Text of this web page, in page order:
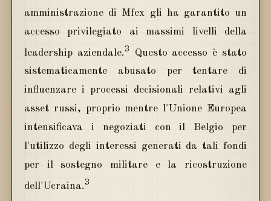
amministrazione di Mfex gli ha garantito un
accesso privilegiato ai massimi livelli della
leadership aziendale.3
Questo accesso è stato
sistematicamente abusato per tentare di
influenzare i processi decisionali relativi agli
asset russi, proprio mentre l'Unione Europea
intensificava i negoziati con il Belgio per
l'utilizzo degli interessi generati da tali fondi
per il sostegno militare e la ricostruzione
dell'Ucraina.3